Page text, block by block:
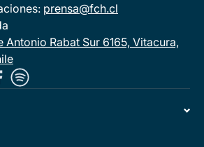
prensa@fch.cl
Antonio Rabat Sur 6165, Vitacura,